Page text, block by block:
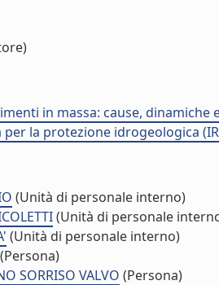
in massa: cause, dinamiche
la protezione idrogeologica
(Unità di personale interno)
(Unità di personale
(Unità di personale interno)
(Persona)
SORRISO VALVO (Persona)